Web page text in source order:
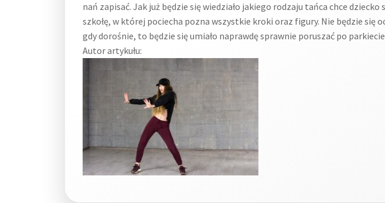
nań zapisać. Jak już będzie się wiedziało jakiego rodzaju tańca chce
szkołę, w której pociecha pozna wszystkie kroki oraz figury. Nie będzie się
gdy dorośnie, to będzie się umiało naprawdę sprawnie poruszać po
Autor artykułu: